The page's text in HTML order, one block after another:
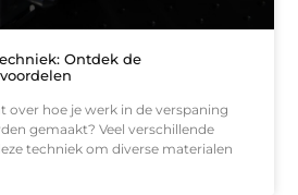
Ontdek de
over hoe je werk in de verspaning
gemaakt? Veel verschillende
techniek om diverse materialen